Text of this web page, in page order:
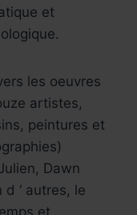
et
les oeuvres
artistes,
peintures et
Dawn
‘ autres, le